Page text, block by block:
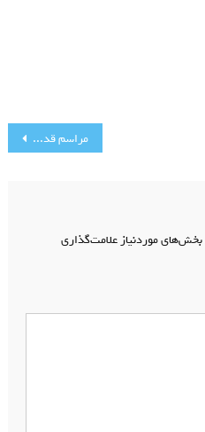
مراسم قدردانی از عزیزان بسیجی پایگاه شهید جهازیها
بخش‌های موردنیاز علامت‌گذاری